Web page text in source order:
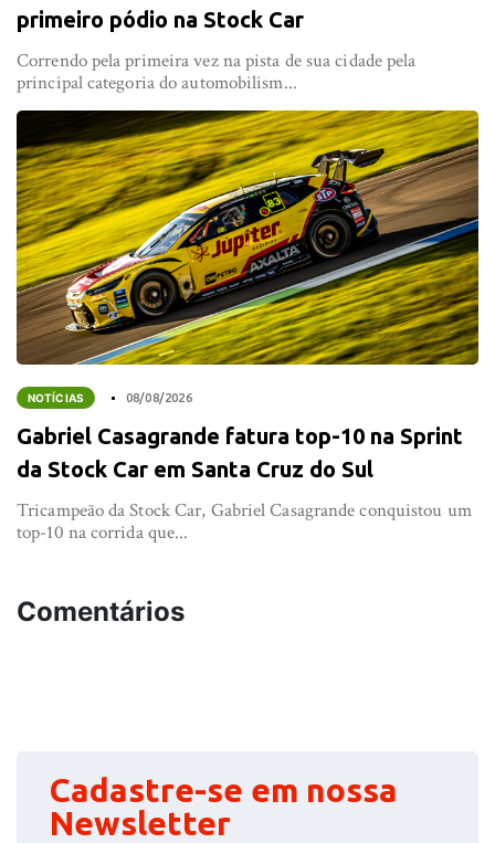
primeiro pódio na Stock Car
Correndo pela primeira vez na pista de sua cidade pela
principal categoria do automobilism...
NOTÍCIAS 08/08/2026
Gabriel Casagrande fatura top-10 na Sprint
da Stock Car em Santa Cruz do Sul
Tricampeão da Stock Car, Gabriel Casagrande conquistou um
top-10 na corrida que...
Comentários
Cadastre-se em nossa
Newsletter